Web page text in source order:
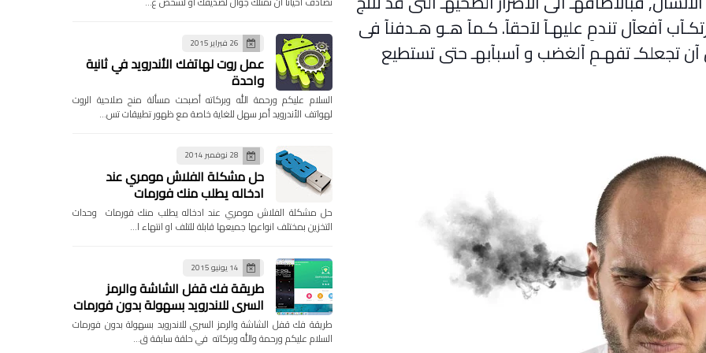
آفعآل تندمِ عليهـآ لآحقآ. كـمآ هـو هـدفنآ فى
تجعلكـ تفهـمِ آلغضب و آسبآبهـ حتى تستطيع
26 فبراير 2015
عمل روت لهاتفك الأندرويد في ثانية
واحدة
السلام عليكم ورحمة الله وبركاته أصبحت مسألة منح صلاحية الروت
لهواتف الأندرويد أمر سهل للغاية خاصة مع ظهور تطبيقات تس…
28 نوفمبر 2014
حل مشكلة الفلاش مومري عند
ادخاله يطلب منك فورمات
حل مشكلة الفلاش مومري عند ادخاله يطلب منك فورمات وحدات
التخزين بمختلف انواعها جميعها قابلة للتلف او انتهاء ا…
14 يونيو 2015
طريقة فك قفل الشاشة والرمز
السري للاندرويد بسهولة بدون فورمات
طريقة فك قفل الشاشة والرمز السري للاندرويد بسهولة بدون فورمات
السلام عليكم ورحمة والله وبركاته في حلقة سابقة ق…